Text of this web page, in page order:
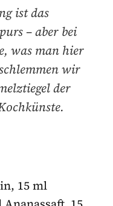
ist das
– aber bei
was man hier
wir
der
15 ml